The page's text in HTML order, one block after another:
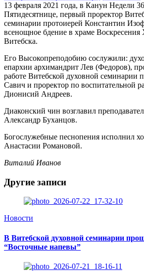
13 февраля 2021 года, в Канун Недели
Пятидесятнице, первый проректор
семинарии протоиерей Константин
всенощное бдение в храме Воскресения
Витебска.
Его Высокопреподобию сослужили:
епархии архимандрит Лев (Федоров),
работе Витебской духовной семинарии
Савич и проректор по воспитательной
Дионисий Андреев.
Диаконский чин возглавил
Александр Буханцов.
Богослужебные песнопения исполнил
Анастасии Романовой.
Виталий Иванов
Другие записи
Новости
В Витебской духовной семинарии
“Восточные напевы”